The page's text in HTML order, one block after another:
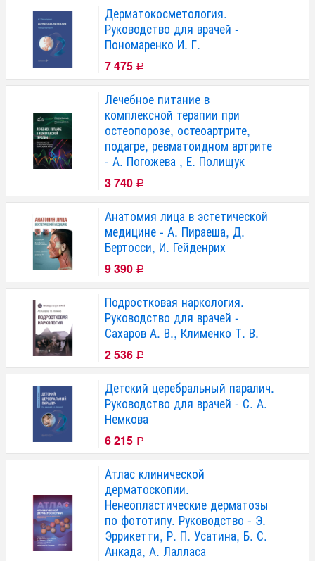
Дерматокосметология.
Руководство для врачей -
Пономаренко И. Г.
7 475 Р
Лечебное питание в
комплексной терапии при
остеопорозе, остеоартрите,
подагре, ревматоидном артрите
- А. Погожева , Е. Полищук
3 740 Р
Анатомия лица в эстетической
медицине - А. Пираеша, Д.
Бертосси, И. Гейденрих
9 390 Р
Подростковая наркология.
Руководство для врачей -
Сахаров А. В., Клименко Т. В.
2 536 Р
Детский церебральный паралич.
Руководство для врачей - С. А.
Немкова
6 215 Р
Атлас клинической
дерматоскопии.
Ненеопластические дерматозы
по фототипу. Руководство - Э.
Эррикетти, Р. П. Усатина, Б. С.
Анкада, А. Лалласа